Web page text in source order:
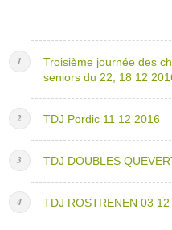
Troisième journée des
seniors du 22, 18 12
TDJ Pordic 11 12 2016
TDJ DOUBLES
TDJ ROSTRENEN 03